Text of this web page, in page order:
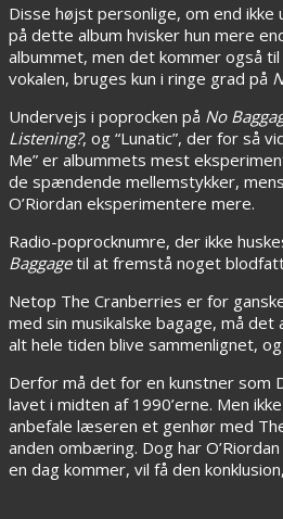
Disse højst personlige, om end
på dette album hvisker hun mere
albummet, men det kommer også
vokalen, bruges kun i ringe grad på
Undervejs i poprocken på No
Listening?, og “Lunatic”, der for så
Me” er albummets mest
de spændende mellemstykker,
O’Riordan eksperimentere mere.
Radio-poprocknumre, der ikke
Baggagetil at fremstå noget
Netop The Cranberries er for
med sin musikalske bagage, må
alt hele tiden blive sammenlignet,
Derfor må det for en kunstner som
lavet i midten af 1990’erne. Men
anbefale læseren et genhør med
anden ombæring. Dog har
en dag kommer, vil få den